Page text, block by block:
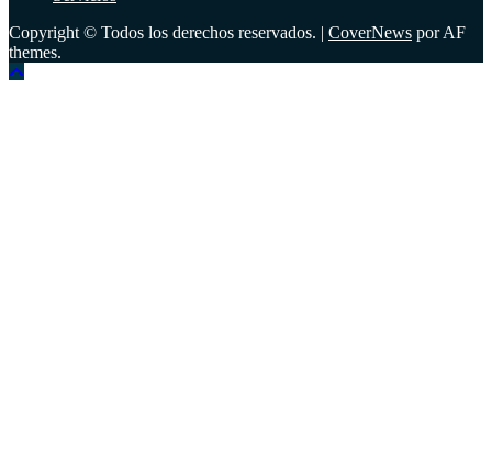
Copyright © Todos los derechos reservados. | CoverNews por AF
themes.